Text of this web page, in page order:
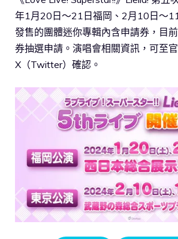
年1月20日～21日福岡、2月10日～
發售的團體迷你專輯內含申請券，目
券抽選申請。演唱會相關資訊，可至
X（Twitter）確認。